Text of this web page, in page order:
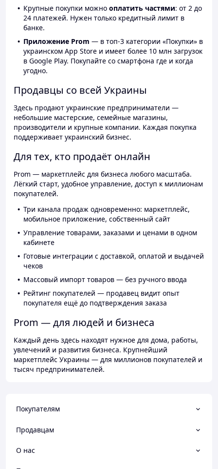
Крупные покупки можно оплатить частями: от 2 до
24 платежей. Нужен только кредитный лимит в
банке.
Приложение Prom — в топ-3 категории «Покупки» в
украинском App Store и имеет более 10 млн загрузок
в Google Play. Покупайте со смартфона где и когда
угодно.
Продавцы со всей Украины
Здесь продают украинские предприниматели —
небольшие мастерские, семейные магазины,
производители и крупные компании. Каждая покупка
поддерживает украинский бизнес.
Для тех, кто продаёт онлайн
Prom — маркетплейс для бизнеса любого масштаба.
Лёгкий старт, удобное управление, доступ к миллионам
покупателей.
Три канала продаж одновременно: маркетплейс,
мобильное приложение, собственный сайт
Управление товарами, заказами и ценами в одном
кабинете
Готовые интеграции с доставкой, оплатой и выдачей
чеков
Массовый импорт товаров — без ручного ввода
Рейтинг покупателей — продавец видит опыт
покупателя ещё до подтверждения заказа
Prom — для людей и бизнеса
Каждый день здесь находят нужное для дома, работы,
увлечений и развития бизнеса. Крупнейший
маркетплейс Украины — для миллионов покупателей и
тысяч предпринимателей.
Покупателям
Продавцам
О нас